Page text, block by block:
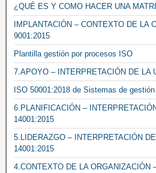
¿QUÉ ES Y COMO HACER UNA
IMPLANTACIÓN – CONTEXTO DE LA
9001:2015
Plantilla gestión por procesos ISO
7.APOYO – INTERPRETACIÓN DE LA
ISO 50001:2018 de Sistemas de
6.PLANIFICACIÓN –
14001:2015
5.LIDERAZGO – INTERPRETACIÓN
14001:2015
4.CONTEXTO DE LA ORGANIZACIÓN